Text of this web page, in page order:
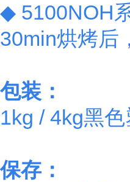
◆ 5100NOH
30min烘烤
包装：
1kg / 4kg黑
保存：